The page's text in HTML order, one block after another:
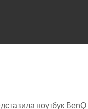
ноутбук BenQ